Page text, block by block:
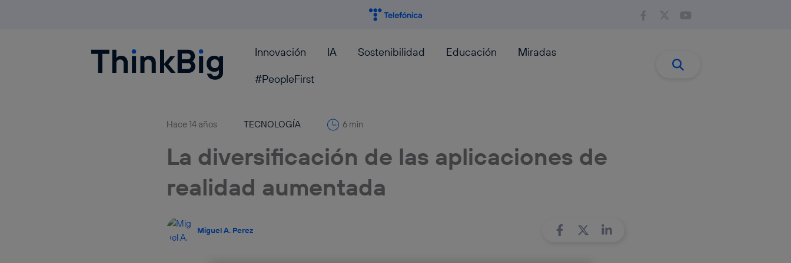
Blogthinkbig.com Innovación IA Sostenibilidad Educación
Miradas
#PeopleFirst
Buscar
Hace 14 años TECNOLOGÍA 6 min
La diversificación de las aplicaciones de
realidad aumentada
Miguel A. Perez